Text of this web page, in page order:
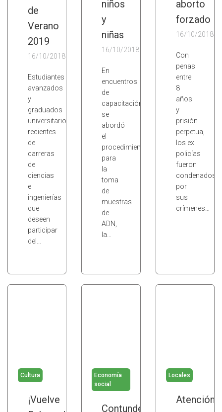
de
Verano
2019
16/10/2018
Estudiantes
avanzados
y
graduados
universitarios
recientes
de
carreras
de
ciencias
e
ingenierías
que
deseen
participar
del…
niños
y
niñas
16/10/2018
En
encuentros
de
capacitación
se
abordó
el
procedimiento
para
la
toma
de
muestras
de
ADN,
la…
aborto
forzado
16/10/2018
Con
penas
entre
8
años
y
prisión
perpetua,
los ex
policías
fueron
condenados
por
sus
crímenes…
Cultura
¡Vuelve
Economía
social
Contundente
Locales
Atención